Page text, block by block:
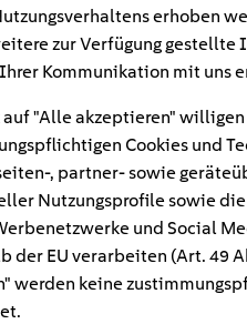
19min #Modernisieren
gibt
Doch für
Und wie sieht
erhoben
zur Verfügung
Kommunikation mit uns
"Alle akzeptieren"
Cookies und
, partner- sowie
Nutzungsprofile sowie
und Social
der EU verarbeiten (Art. 49
werden keine